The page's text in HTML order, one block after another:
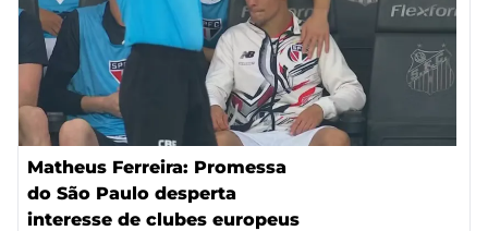
Matheus Ferreira: Promessa
do São Paulo desperta
interesse de clubes europeus